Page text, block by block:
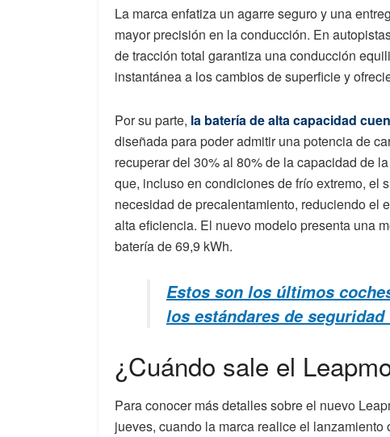
La marca enfatiza un agarre seguro y una
mayor precisión en la conducción. En
de tracción total garantiza una conducción
instantánea a los cambios de superficie y
Por su parte, la batería de alta capacidad
diseñada para poder admitir una potencia de
recuperar del 30% al 80% de la capacidad de
que, incluso en condiciones de frío extremo, el
necesidad de precalentamiento, reduciendo el
alta eficiencia. El nuevo modelo presenta una
batería de 69,9 kWh.
Estos son los últimos
los estándares de seguridad
¿Cuándo sale el
Para conocer más detalles sobre el nuevo
jueves, cuando la marca realice el lanzamiento